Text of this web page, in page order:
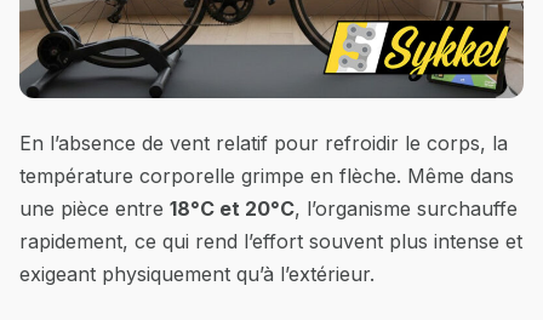
En l’absence de vent relatif pour refroidir le corps, la
température corporelle grimpe en flèche. Même dans
une pièce entre 18°C et 20°C, l’organisme surchauffe
rapidement, ce qui rend l’effort souvent plus intense et
exigeant physiquement qu’à l’extérieur.